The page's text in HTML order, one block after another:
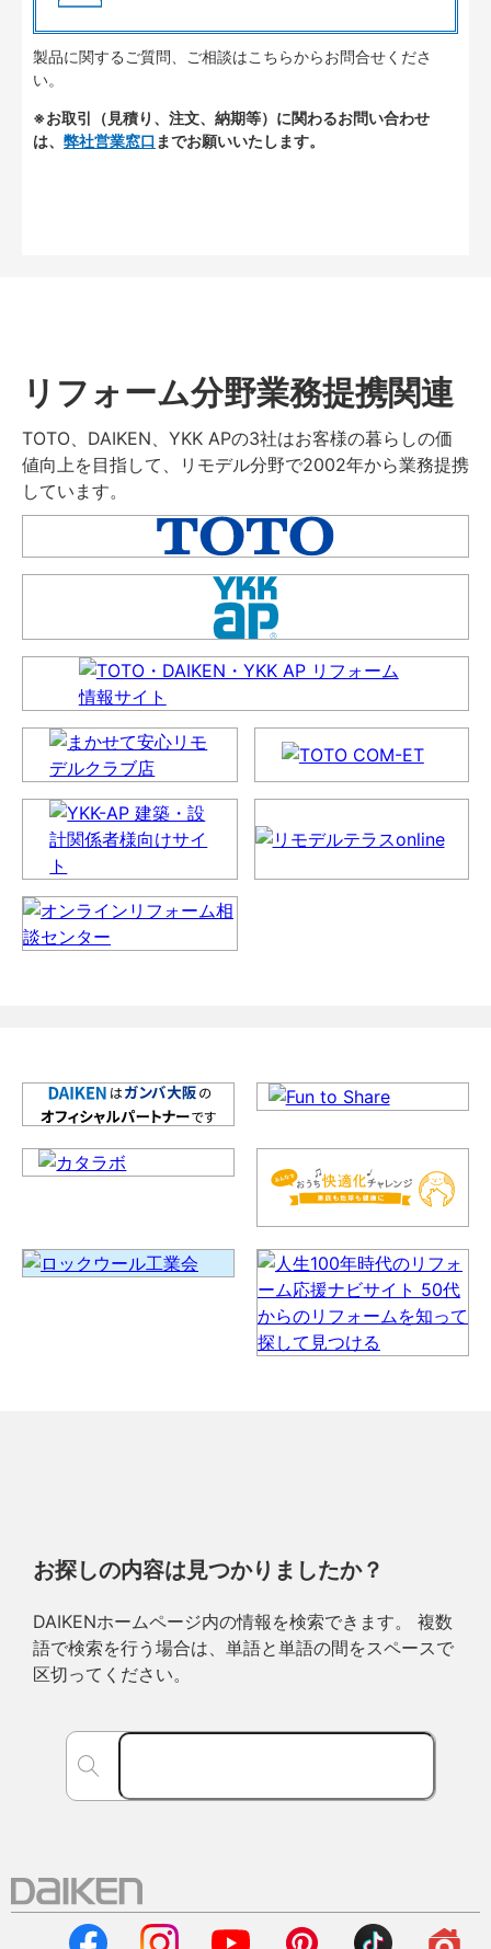
製品に関するご質問、ご相談はこちらからお問合せくださ
い。
※お取引（見積り、注文、納期等）に関わるお問い合わせ
は、 弊社営業窓口 までお願いいたします。
リフォーム分野業務提携関連
TOTO、DAIKEN、YKK APの3社はお客様の暮らしの価
値向上を目指して、リモデル分野で2002年から業務提携
しています。
お探しの内容は見つかりましたか？
DAIKENホームページ内の情報を検索できます。 複数
語で検索を行う場合は、単語と単語の間をスペースで
区切ってください。